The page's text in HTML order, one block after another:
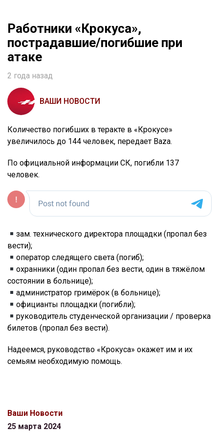
Работники «Крокуса»,
пострадавшие/погибшие при
атаке
2 года назад
ВАШИ НОВОСТИ
Количество погибших в теракте в «Крокусе»
увеличилось до 144 человек, передает Baza.
По официальной информации СК, погибли 137
человек.
зам. технического директора площадки (пропал без
вести);
оператор следящего света (погиб);
охранники (один пропал без вести, один в тяжёлом
состоянии в больнице);
администратор гримёрок (в больнице);
официанты площадки (погибли);
руководитель студенческой организации / проверка
билетов (пропал без вести).
Надеемся, руководство «Крокуса» окажет им и их
семьям необходимую помощь.
Ваши Новости
25 марта 2024